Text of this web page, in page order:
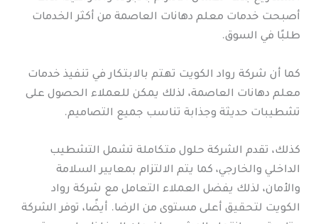
أصبحت خدمات معلم دهانات العاصمة من أكثر الخدمات
طلبًا في السوق.
كما أن شركة رواد الكويت تهتم بالابتكار في تنفيذ خدمات
معلم دهانات العاصمة، لذلك يمكن للعملاء الحصول على
تشطيبات حديثة وجذابة تناسب جميع التصاميم.
كذلك، تقدم الشركة حلول متكاملة تشمل التشطيب
الداخلي والخارجي، كما يتم الالتزام بمعايير السلامة
والأمان، لذلك يفضل العملاء التعامل مع شركة رواد
الكويت لتحقيق أعلى مستوى من الرضا. أيضًا، توفر الشركة